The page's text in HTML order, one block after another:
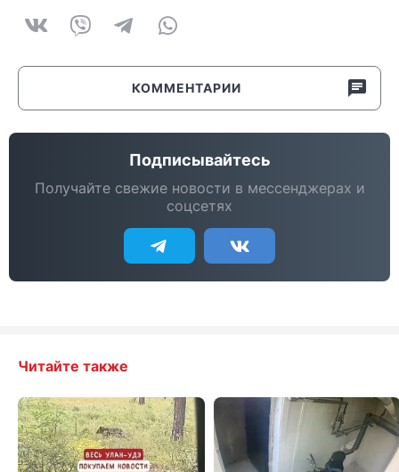
КОММЕНТАРИИ
Подписывайтесь
Получайте свежие новости в мессенджерах и
соцсетях
Читайте также